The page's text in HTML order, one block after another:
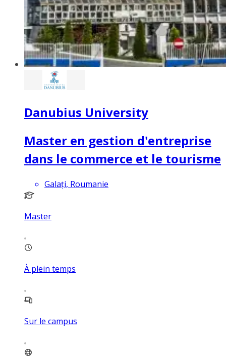
Danubius University
Master en gestion d'entreprise
dans le commerce et le tourisme
Galați, Roumanie
Master
À plein temps
Sur le campus